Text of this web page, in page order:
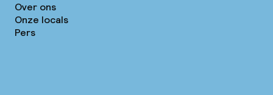
Over ons
Onze locals
Pers